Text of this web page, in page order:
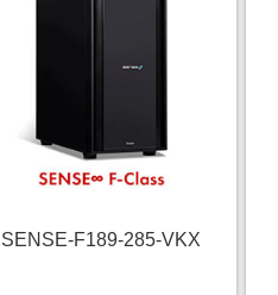
SENSE-F189-285-VKX